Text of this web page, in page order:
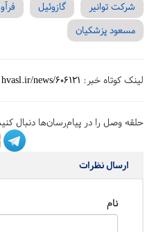
شرکت توانیر گازوئیل
مسعود پزشکیان
لینک کوتاه خبر: hvasl.ir/news/606121
حلقه وصل را در پیام‌رسان‌ها دنبال
ارسال نظرات
نام